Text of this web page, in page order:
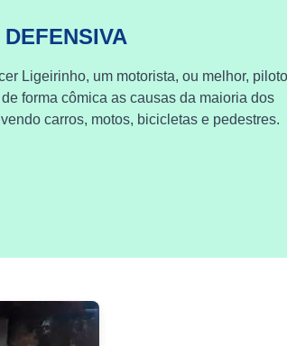
Ligeirinho, um motorista, ou melhor, piloto
forma cômica as causas da maioria dos
carros, motos, bicicletas e pedestres.